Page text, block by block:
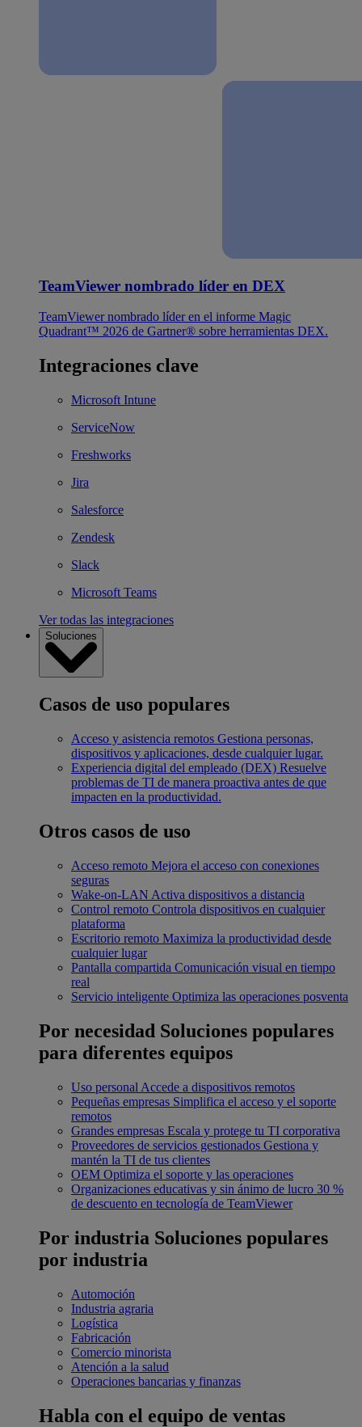
TeamViewer nombrado líder en DEX
TeamViewer nombrado líder en el informe Magic
Quadrant™ 2026 de Gartner® sobre herramientas DEX.
Integraciones clave
Microsoft Intune
ServiceNow
Freshworks
Jira
Salesforce
Zendesk
Slack
Microsoft Teams
Ver todas las integraciones
Soluciones
Casos de uso populares
Acceso y asistencia remotos Gestiona personas,
dispositivos y aplicaciones, desde cualquier lugar.
Experiencia digital del empleado (DEX) Resuelve
problemas de TI de manera proactiva antes de que
impacten en la productividad.
Otros casos de uso
Acceso remoto Mejora el acceso con conexiones
seguras
Wake-on-LAN Activa dispositivos a distancia
Control remoto Controla dispositivos en cualquier
plataforma
Escritorio remoto Maximiza la productividad desde
cualquier lugar
Pantalla compartida Comunicación visual en tiempo
real
Servicio inteligente Optimiza las operaciones posventa
Por necesidad Soluciones populares
para diferentes equipos
Uso personal Accede a dispositivos remotos
Pequeñas empresas Simplifica el acceso y el soporte
remotos
Grandes empresas Escala y protege tu TI corporativa
Proveedores de servicios gestionados Gestiona y
mantén la TI de tus clientes
OEM Optimiza el soporte y las operaciones
Organizaciones educativas y sin ánimo de lucro 30 %
de descuento en tecnología de TeamViewer
Por industria Soluciones populares
por industria
Automoción
Industria agraria
Logística
Fabricación
Comercio minorista
Atención a la salud
Operaciones bancarias y finanzas
Habla con el equipo de ventas